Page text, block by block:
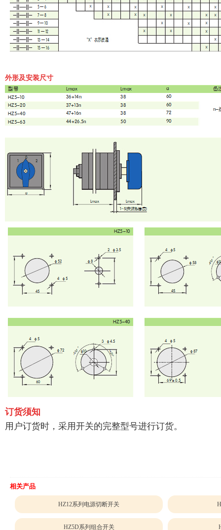
外形及安装尺寸
订货须知
用户订货时，采用开关的完整型号进行订货。
相关产品
HZ12系列电源切断开关
HZ5D系列组合开关